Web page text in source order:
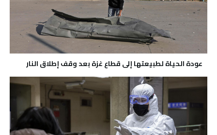
عودة الحياة لطبيعتها إلى قطاع غزة بعد وقف إطلاق النار